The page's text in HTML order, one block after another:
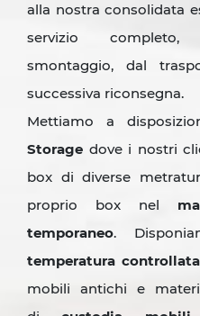
alla nostra consolidata
servizio completo,
smontaggio, dal
successiva riconsegna.
Mettiamo a
Storage dove i nostri
box di diverse
proprio box nel
temporaneo.
temperatura controllata
mobili antichi e